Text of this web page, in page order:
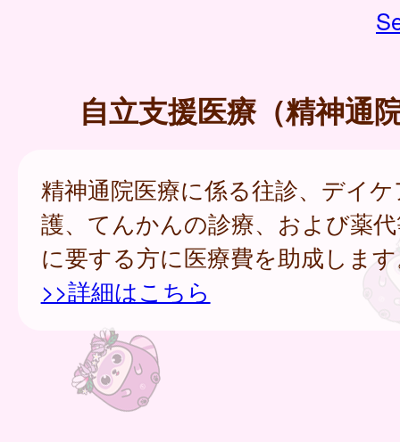
自立支援医療（精神通
精神通院医療に係る往診、デイ
護、てんかんの診療、および薬
に要する方に医療費を助成しま
>>詳細はこちら